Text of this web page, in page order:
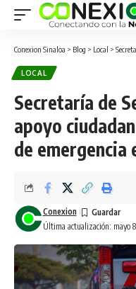
Conexion Sinaloa > Blog > Local >
LOCAL
Secretaría de
apoyo
de emergencia
Última actualización: mayo
Conexion